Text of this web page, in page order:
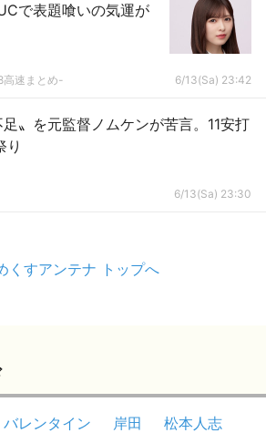
で表題喰いの気運が
高速まとめ- 6/13(Sa) 23:42
〟を元監督ノムケンが苦言。11安打
り
6/13(Sa) 23:30
くすアンテナ トップへ
バレンタイン 岸田
松本人志